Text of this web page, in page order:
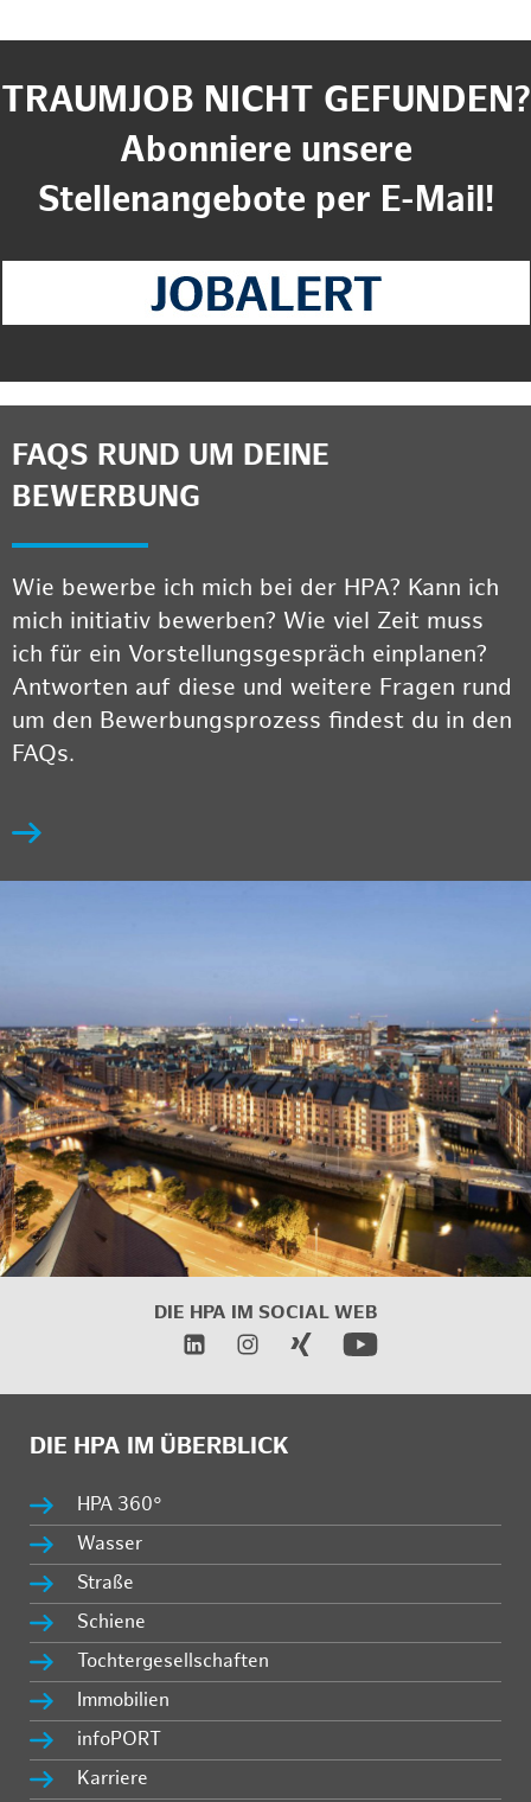
TRAUMJOB NICHT GEFUNDEN?
Abonniere unsere
Stellenangebote per E-Mail!
FAQS RUND UM DEINE
BEWERBUNG
Wie bewerbe ich mich bei der HPA? Kann ich
mich initiativ bewerben? Wie viel Zeit muss
ich für ein Vorstellungsgespräch einplanen?
Antworten auf diese und weitere Fragen rund
um den Bewerbungsprozess findest du in den
FAQs.
DIE HPA IM SOCIAL WEB
DIE HPA IM ÜBERBLICK
HPA 360°
Wasser
Straße
Schiene
Tochtergesellschaften
Immobilien
infoPORT
Karriere